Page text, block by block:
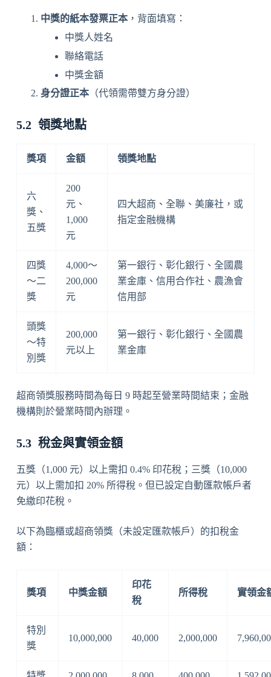
中獎的紙本發票正本，背面填寫：
中獎人姓名
聯絡電話
中獎金額
身分證正本（代領需帶雙方身分證）
領獎地點
獎項 金額 領獎地點
六
獎、
五獎
200
元、
1,000
元
四大超商、全聯、美廉社，或
指定金融機構
四獎
～二
獎
4,000～
200,000
元
第一銀行、彰化銀行、全國農
業金庫、信用合作社、農漁會
信用部
頭獎
～特
別獎
200,000
元以上
第一銀行、彰化銀行、全國農
業金庫
超商領獎服務時間為每日 9 時起至營業時間結束；金融
機構則於營業時間內辦理。
稅金與實領金額
五獎（1,000 元）以上需扣 0.4% 印花稅；三獎（10,000
元）以上需加扣 20% 所得稅。但已設定自動匯款帳戶者
免繳印花稅。
以下為臨櫃或超商領獎（未設定匯款帳戶）的扣稅金
額：
獎項 中獎金額
印花
稅
所得稅 實領金
特別
獎
10,000,000 40,000 2,000,000